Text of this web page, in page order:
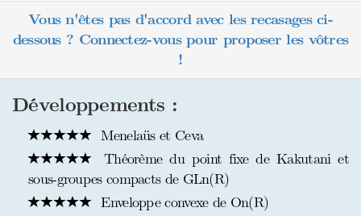
Vous n'êtes pas d'accord avec les recasages ci-
dessous ? Connectez-vous pour proposer les vôtres
!
Développements :
Menelaüs et Ceva
Théorème du point fixe de Kakutani et
sous-groupes compacts de GLn(R)
Enveloppe convexe de On(R)